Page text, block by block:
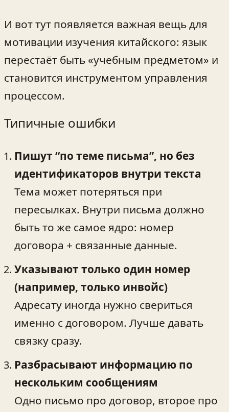
И вот тут появляется важная вещь для
мотивации изучения китайского: язык
перестаёт быть «учебным предметом» и
становится инструментом управления
процессом.
Типичные ошибки
Пишут “по теме письма”, но без
идентификаторов внутри текста
Тема может потеряться при
пересылках. Внутри письма должно
быть то же самое ядро: номер
договора + связанные данные.
Указывают только один номер
(например, только инвойс)
Адресату иногда нужно свериться
именно с договором. Лучше давать
связку сразу.
Разбрасывают информацию по
нескольким сообщениям
Одно письмо про договор, второе про